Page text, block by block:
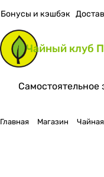
Бонусы и кэшбэк
Чайный клуб
Самостоятельное
Главная Магазин